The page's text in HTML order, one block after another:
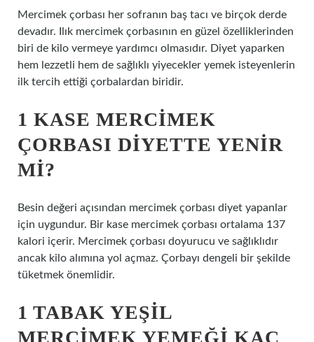
Mercimek çorbası her sofranın baş tacı ve birçok derde
devadır. Ilık mercimek çorbasının en güzel özelliklerinden
biri de kilo vermeye yardımcı olmasıdır. Diyet yaparken
hem lezzetli hem de sağlıklı yiyecekler yemek isteyenlerin
ilk tercih ettiği çorbalardan biridir.
1 KASE MERCIMEK
ÇORBASI DIYETTE YENIR
MI?
Besin değeri açısından mercimek çorbası diyet yapanlar
için uygundur. Bir kase mercimek çorbası ortalama 137
kalori içerir. Mercimek çorbası doyurucu ve sağlıklıdır
ancak kilo alımına yol açmaz. Çorbayı dengeli bir şekilde
tüketmek önemlidir.
1 TABAK YEŞIL
MERCIMEK YEMEĞI KAÇ